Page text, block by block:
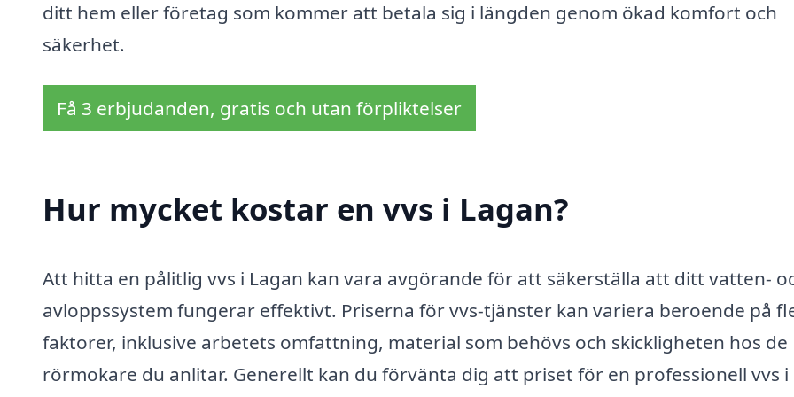
ditt hem eller företag som kommer att betala sig i längden genom ökad komfort och
säkerhet.
Få 3 erbjudanden, gratis och utan förpliktelser
Hur mycket kostar en vvs i Lagan?
Att hitta en pålitlig vvs i Lagan kan vara avgörande för att säkerställa att ditt vatten-
avloppssystem fungerar effektivt. Priserna för vvs-tjänster kan variera beroende på
faktorer, inklusive arbetets omfattning, material som behövs och skickligheten hos de
rörmokare du anlitar. Generellt kan du förvänta dig att priset för en professionell vvs i